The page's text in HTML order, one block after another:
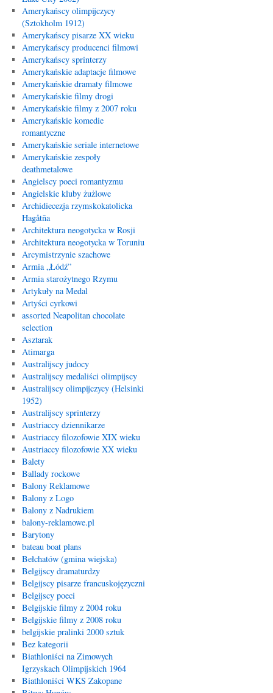
Amerykańscy olimpijczycy
(Sztokholm 1912)
Amerykańscy pisarze XX wieku
Amerykańscy producenci filmowi
Amerykańscy sprinterzy
Amerykańskie adaptacje filmowe
Amerykańskie dramaty filmowe
Amerykańskie filmy drogi
Amerykańskie filmy z 2007 roku
Amerykańskie komedie
romantyczne
Amerykańskie seriale internetowe
Amerykańskie zespoły
deathmetalowe
Angielscy poeci romantyzmu
Angielskie kluby żużlowe
Archidiecezja rzymskokatolicka
Hagåtña
Architektura neogotycka w Rosji
Architektura neogotycka w Toruniu
Arcymistrzynie szachowe
Armia „Łódź”
Armia starożytnego Rzymu
Artykuły na Medal
Artyści cyrkowi
assorted Neapolitan chocolate
selection
Asztarak
Atimarga
Australijscy judocy
Australijscy medaliści olimpijscy
Australijscy olimpijczycy (Helsinki
1952)
Australijscy sprinterzy
Austriaccy dziennikarze
Austriaccy filozofowie XIX wieku
Austriaccy filozofowie XX wieku
Balety
Ballady rockowe
Balony Reklamowe
Balony z Logo
Balony z Nadrukiem
balony-reklamowe.pl
Barytony
bateau boat plans
Bełchatów (gmina wiejska)
Belgijscy dramaturdzy
Belgijscy pisarze francuskojęzyczni
Belgijscy poeci
Belgijskie filmy z 2004 roku
Belgijskie filmy z 2008 roku
belgijskie pralinki 2000 sztuk
Bez kategorii
Biathloniści na Zimowych
Igrzyskach Olimpijskich 1964
Biathloniści WKS Zakopane